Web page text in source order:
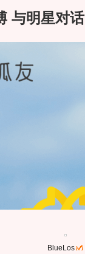
与明星对话
BlueLos